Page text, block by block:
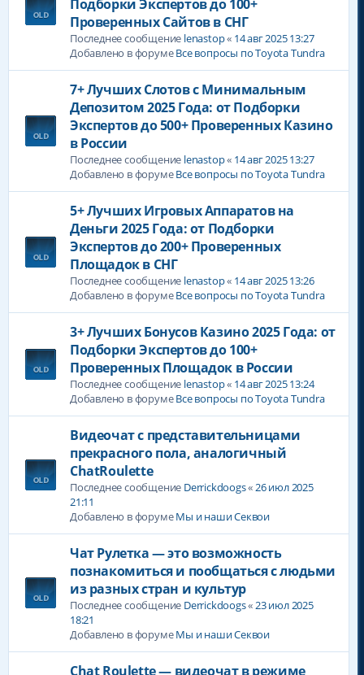
Подборки Экспертов до 100+
Проверенных Сайтов в СНГ
Последнее сообщение lenastop« 14 авг 2025 13:27
Добавлено в форумеВсе вопросы по Toyota Tundra
7+ Лучших Слотов с Минимальным
Депозитом 2025 Года: от Подборки
Экспертов до 500+ Проверенных Казино
в России
Последнее сообщение lenastop« 14 авг 2025 13:27
Добавлено в форумеВсе вопросы по Toyota Tundra
5+ Лучших Игровых Аппаратов на
Деньги 2025 Года: от Подборки
Экспертов до 200+ Проверенных
Площадок в СНГ
Последнее сообщение lenastop« 14 авг 2025 13:26
Добавлено в форумеВсе вопросы по Toyota Tundra
3+ Лучших Бонусов Казино 2025 Года: от
Подборки Экспертов до 100+
Проверенных Площадок в России
Последнее сообщение lenastop« 14 авг 2025 13:24
Добавлено в форумеВсе вопросы по Toyota Tundra
Видеочат с представительницами
прекрасного пола, аналогичный
ChatRoulette
Последнее сообщение Derrickdoogs« 26 июл 2025
21:11
Добавлено в форумеМы и наши Секвои
Чат Рулетка — это возможность
познакомиться и пообщаться с людьми
из разных стран и культур
Последнее сообщение Derrickdoogs« 23 июл 2025
18:21
Добавлено в форумеМы и наши Секвои
Chat Roulette — видеочат в режиме